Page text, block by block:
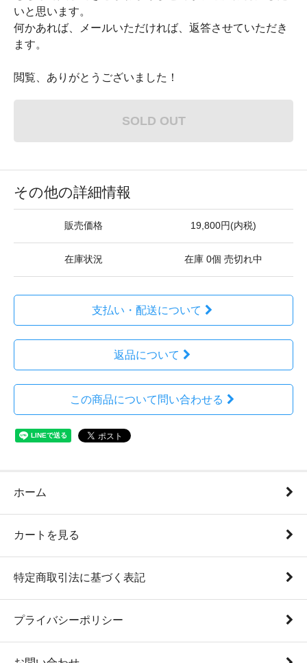
いと思います。
何かあれば、メールいただければ、返答させていただき
ます。
閲覧、ありがとうございました！
SOLD OUT
その他の詳細情報
販売価格 19,800円(内税)
在庫状況 在庫 0個 売切れ中
支払い・配送について
返品について
この商品について問い合わせる
ホーム
カートを見る
特定商取引法に基づく表記
プライバシーポリシー